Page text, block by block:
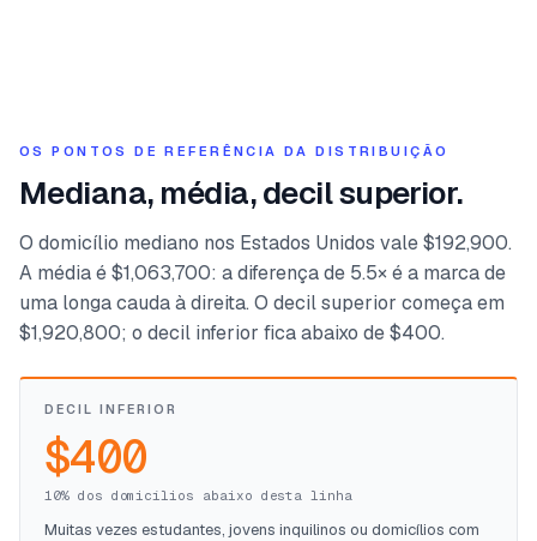
OS PONTOS DE REFERÊNCIA DA DISTRIBUIÇÃO
Mediana, média, decil superior.
O domicílio mediano nos Estados Unidos vale $192,900.
A média é $1,063,700: a diferença de 5.5× é a marca de
uma longa cauda à direita. O decil superior começa em
$1,920,800; o decil inferior fica abaixo de $400.
DECIL INFERIOR
$400
10% dos domicílios abaixo desta linha
Muitas vezes estudantes, jovens inquilinos ou domicílios com